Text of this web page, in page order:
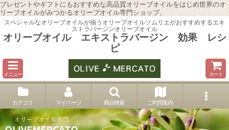
プレゼントやギフトにもおすすめな高品質オリーブオイルをはじめ世界のオ
リーブオイルがみつかるオリーブオイル専門ショップ。
スペシャルなオリーブオイルが揃うオリーブオイルソムリエがおすすめするエキ
ストラバージンオリーブオイル
オリーブオイル エキストラバージン 効果 レシ
ピ
メニュー カート
カテゴリ マイページ 商品検索 ご利用案内